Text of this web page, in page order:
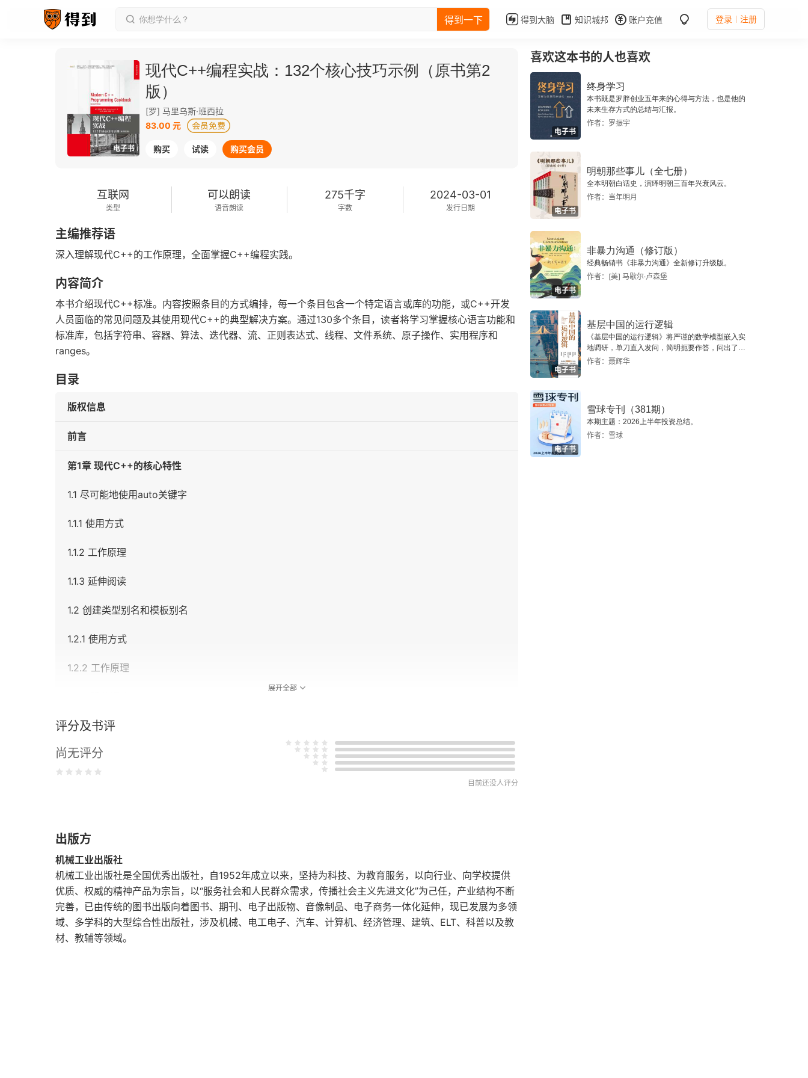
得到一下 得到大脑 知识城邦 账户充值 登录 注册
电子书
现代C++编程实战：132个核心技巧示例（原书第2
版）
[罗] 马里乌斯·班西拉
83.00 元
购买 试读 购买会员
互联网
类型
可以朗读
语音朗读
275千字
字数
2024-03-01
发行日期
主编推荐语
深入理解现代C++的工作原理，全面掌握C++编程实践。
内容简介
本书介绍现代C++标准。内容按照条目的方式编排，每一个条目包含一个特定语言或库的功能，或C++开发
人员面临的常见问题及其使用现代C++的典型解决方案。通过130多个条目，读者将学习掌握核心语言功能和
标准库，包括字符串、容器、算法、迭代器、流、正则表达式、线程、文件系统、原子操作、实用程序和
ranges。
目录
版权信息
前言
第1章 现代C++的核心特性
1.1 尽可能地使用auto关键字
1.1.1 使用方式
1.1.2 工作原理
1.1.3 延伸阅读
1.2 创建类型别名和模板别名
1.2.1 使用方式
1.2.2 工作原理
1.3 理解统一初始化
1.3.1 准备工作
1.3.4 更多
1.3.5 延伸阅读
1.4 了解各种形式的非静态成员初始化
1.4.1 使用方式
展开全部
评分及书评
尚无评分
目前还没人评分
出版方
机械工业出版社
机械工业出版社是全国优秀出版社，自1952年成立以来，坚持为科技、为教育服务，以向行业、向学校提供
优质、权威的精神产品为宗旨，以“服务社会和人民群众需求，传播社会主义先进文化”为己任，产业结构不断
完善，已由传统的图书出版向着图书、期刊、电子出版物、音像制品、电子商务一体化延伸，现已发展为多领
域、多学科的大型综合性出版社，涉及机械、电工电子、汽车、计算机、经济管理、建筑、ELT、科普以及教
材、教辅等领域。
喜欢这本书的人也喜欢
电子书
终身学习
本书既是罗胖创业五年来的心得与方法，也是他的
未来生存方式的总结与汇报。
作者：罗振宇
电子书
明朝那些事儿（全七册）
全本明朝白话史，演绎明朝三百年兴衰风云。
作者：当年明月
电子书
非暴力沟通（修订版）
经典畅销书《非暴力沟通》全新修订升级版。
作者：[美] 马歇尔·卢森堡
电子书
基层中国的运行逻辑
《基层中国的运行逻辑》将严谨的数学模型嵌入实
地调研，单刀直入发问，简明扼要作答，问出了一
个真实切近的基层中国。
作者：聂辉华
电子书
雪球专刊（381期）
本期主题：2026上半年投资总结。
作者：雪球